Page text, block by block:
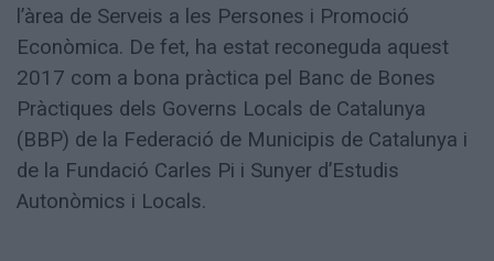
l’àrea de Serveis a les Persones i Promoció
Econòmica. De fet, ha estat reconeguda aquest
2017 com a bona pràctica pel Banc de Bones
Pràctiques dels Governs Locals de Catalunya
(BBP) de la Federació de Municipis de Catalunya i
de la Fundació Carles Pi i Sunyer d’Estudis
Autonòmics i Locals.